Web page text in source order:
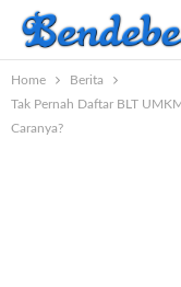
Home
Berita
Tak Pernah Daftar BLT
Caranya?